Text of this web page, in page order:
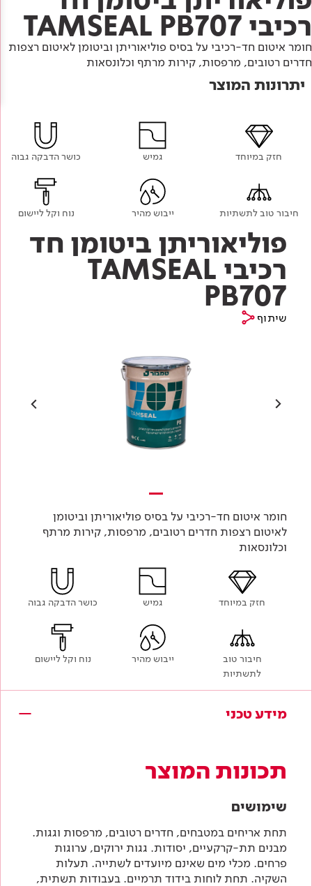
עץ
מתכת
רובה
לכל מוצרי צבע וציפויים
Academy
תוכן מקצועי
אודותינו
מדיניות סביבתית
מדיניות מערכת משולבת ו - ISO
רכיבי TAMSEAL PB707
חומר איטום חד-רכיבי על בסיס פוליאוריתן וביטומן לאיטום רצפות
חדרים רטובים, מרפסות, קירות מרתף וכלונסאות
יתרונות המוצר
חזק במיוחד גמיש כושר הדבקה גבוה
חיבור טוב לתשתיות ייבוש מהיר נוח וקל ליישום
פוליאוריתן ביטומן חד
רכיבי TAMSEAL
PB707
שיתוף
חומר איטום חד-רכיבי על בסיס פוליאוריתן וביטומן
לאיטום רצפות חדרים רטובים, מרפסות, קירות מרתף
וכלונסאות
חזק במיוחד גמיש כושר הדבקה גבוה
חיבור טוב
לתשתיות
ייבוש מהיר נוח וקל ליישום
מידע טכני
תכונות המוצר
שימושים
תחת אריחים במטבחים, חדרים רטובים, מרפסות וגגות.
מבנים תת-קרקעיים, יסודות. גגות ירוקים, ערוגות
פרחים. מכלי מים שאינם מיועדים לשתייה. תעלות
השקיה. תחת לוחות בידוד תרמיים. בעבודות תשתית,